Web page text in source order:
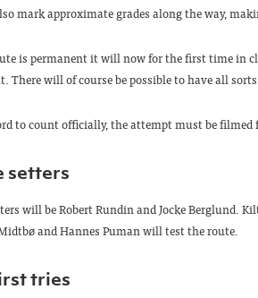
mark approximate grades along the way,
is permanent it will now for the first time in
There will of course be possible to have all
to count officially, the attempt must be
setters
will be Robert Rundin and Jocke Berglund.
and Hannes Puman will test the route.
tries